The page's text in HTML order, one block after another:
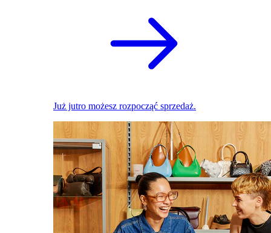
Już jutro możesz rozpocząć sprzedaż.